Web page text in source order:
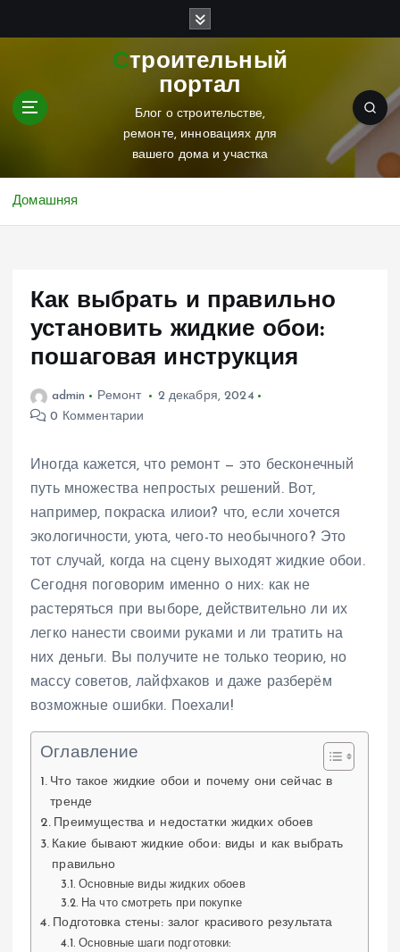
Строительный
портал
Блог о строительстве,
ремонте, инновациях для
вашего дома и участка
Домашняя
Как выбрать и правильно
установить жидкие обои:
пошаговая инструкция
admin Ремонт
2 декабря, 2024
0 Комментарии
Иногда кажется, что ремонт — это бесконечный
путь множества непростых решений. Вот,
например, покраска илиои? что, если хочется
экологичности, уюта, чего-то необычного? Это
тот случай, когда на сцену выходят жидкие обои.
Сегодня поговорим именно о них: как не
растеряться при выборе, действительно ли их
легко нанести своими руками и ли тратить на
них деньги. Вы получите не только теорию, но
массу советов, лайфхаков и даже разберём
возможные ошибки. Поехали!
Оглавление
Что такое жидкие обои и почему они сейчас в
тренде
Преимущества и недостатки жидких обоев
Какие бывают жидкие обои: виды и как выбрать
правильно
Основные виды жидких обоев
На что смотреть при покупке
Подготовка стены: залог красивого результата
Основные шаги подготовки: